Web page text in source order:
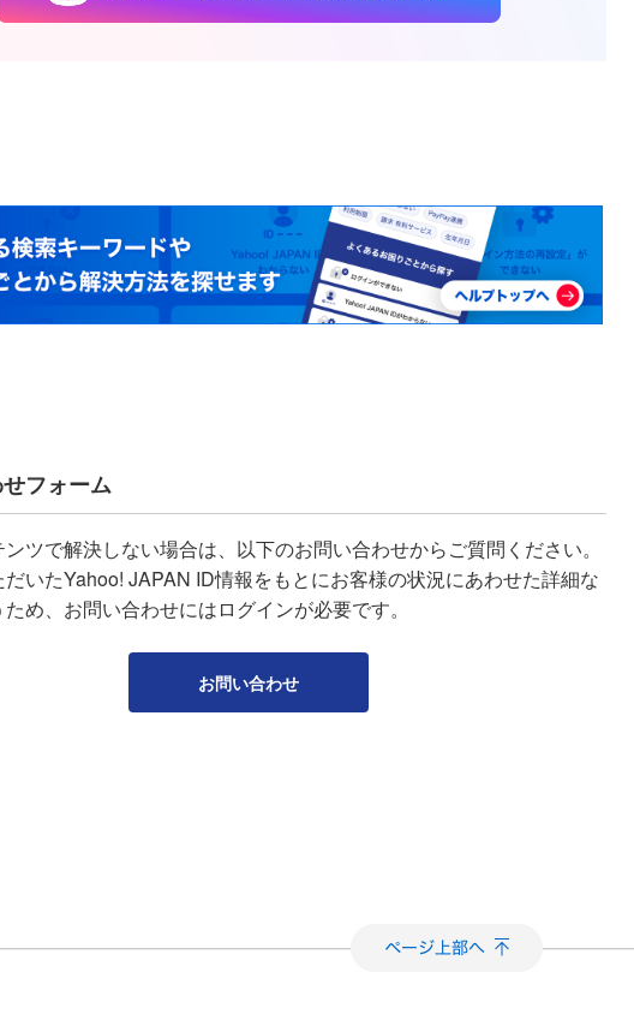
フォーム
ツで解決しない場合は、以下のお問い合わせからご質問ください。
だいたYahoo! JAPAN ID情報をもとにお客様の状況にあわせた詳細な
め、お問い合わせにはログインが必要です。
お問い合わせ